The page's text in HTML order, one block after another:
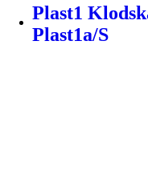
Plast1
Plast1a/S